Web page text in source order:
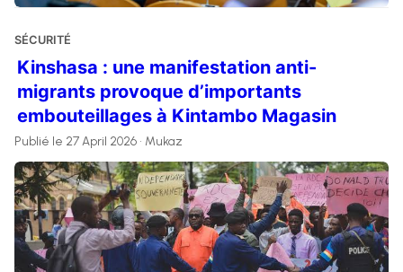
SÉCURITÉ
Kinshasa : une manifestation anti-
migrants provoque d’importants
embouteillages à Kintambo Magasin
Publié le 27 April 2026 • Mukaz